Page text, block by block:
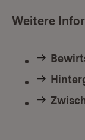
Weitere